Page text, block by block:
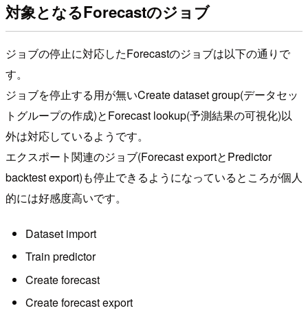
対象となるForecastのジョブ
ジョブの停止に対応したForecastのジョブは以下の通りで
す。
ジョブを停止する用が無いCreate dataset group(データセッ
トグループの作成)とForecast lookup(予測結果の可視化)以
外は対応しているようです。
エクスポート関連のジョブ(Forecast exportとPredictor
backtest export)も停止できるようになっているところが個人
的には好感度高いです。
Dataset import
Train predictor
Create forecast
Create forecast export